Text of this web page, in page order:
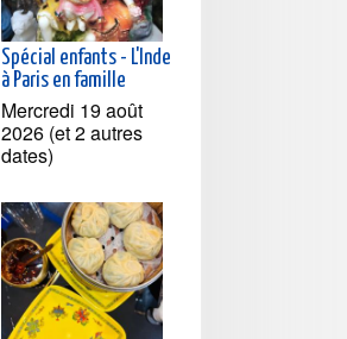
Spécial enfants - L'Inde
à Paris en famille
Mercredi 19 août
2026 (et 2 autres
dates)